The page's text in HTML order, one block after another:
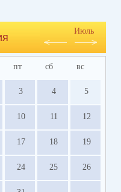
Июль
пт сб вс
3 4 5
10 11 12
17 18 19
24 25 26